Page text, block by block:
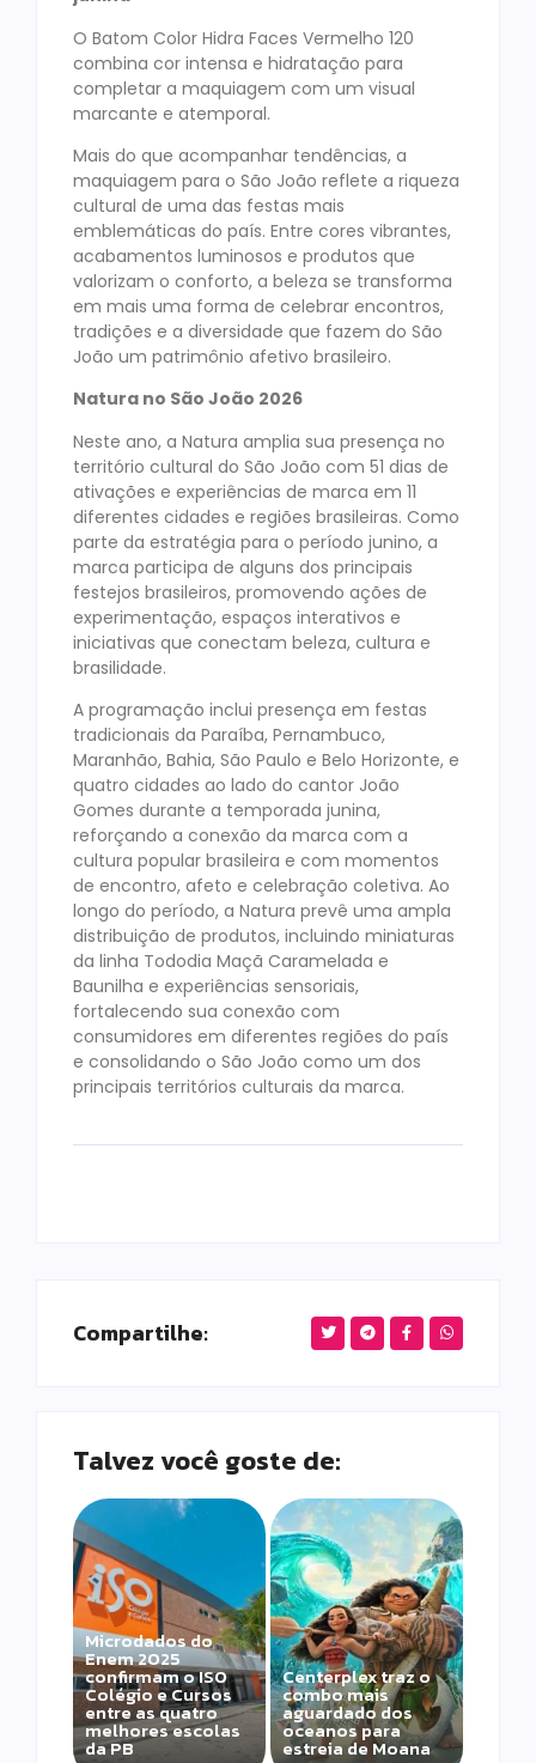
O Batom Color Hidra Faces Vermelho 120
combina cor intensa e hidratação para
completar a maquiagem com um visual
marcante e atemporal.
Mais do que acompanhar tendências, a
maquiagem para o São João reflete a riqueza
cultural de uma das festas mais
emblemáticas do país. Entre cores vibrantes,
acabamentos luminosos e produtos que
valorizam o conforto, a beleza se transforma
em mais uma forma de celebrar encontros,
tradições e a diversidade que fazem do São
João um patrimônio afetivo brasileiro.
Natura no São João 2026
Neste ano, a Natura amplia sua presença no
território cultural do São João com 51 dias de
ativações e experiências de marca em 11
diferentes cidades e regiões brasileiras. Como
parte da estratégia para o período junino, a
marca participa de alguns dos principais
festejos brasileiros, promovendo ações de
experimentação, espaços interativos e
iniciativas que conectam beleza, cultura e
brasilidade.
A programação inclui presença em festas
tradicionais da Paraíba, Pernambuco,
Maranhão, Bahia, São Paulo e Belo Horizonte, e
quatro cidades ao lado do cantor João
Gomes durante a temporada junina,
reforçando a conexão da marca com a
cultura popular brasileira e com momentos
de encontro, afeto e celebração coletiva. Ao
longo do período, a Natura prevê uma ampla
distribuição de produtos, incluindo miniaturas
da linha Tododia Maçã Caramelada e
Baunilha e experiências sensoriais,
fortalecendo sua conexão com
consumidores em diferentes regiões do país
e consolidando o São João como um dos
principais territórios culturais da marca.
Compartilhe:
Talvez você goste de:
Microdados do
Enem 2025
confirmam o ISO
Colégio e Cursos
entre as quatro
melhores escolas
da PB
Centerplex traz o
combo mais
aguardado dos
oceanos para
estreia de Moana